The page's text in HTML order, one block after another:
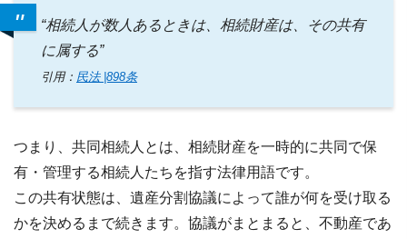
“相続人が数人あるときは、相続財産は、その共有
に属する”
引用： 民法 |898条
つまり、共同相続人とは、相続財産を一時的に共同で保
有・管理する相続人たちを指す法律用語です。
この共有状態は、遺産分割協議によって誰が何を受け取る
かを決めるまで続きます。協議がまとまると、不動産であ